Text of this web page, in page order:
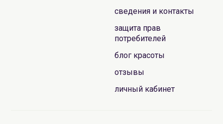
сведения и контакты
защита прав
потребителей
блог красоты
отзывы
личный кабинет